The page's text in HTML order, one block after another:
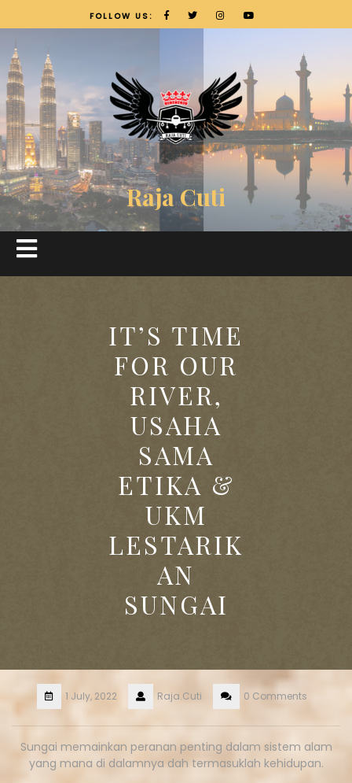
FOLLOW US:
Raja Cuti
IT’S TIME
FOR OUR
RIVER,
USAHA
SAMA
ETIKA &
UKM
LESTARIK
AN
SUNGAI
1 July, 2022 Raja.Cuti 0 Comments
Sungai memainkan peranan penting dalam sistem alam
yang mana di dalamnya dah termasuklah kehidupan.